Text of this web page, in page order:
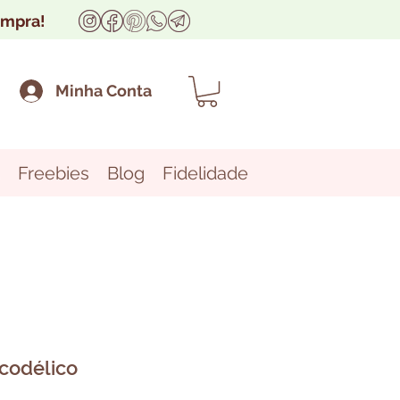
Minha Conta
Freebies Blog Fidelidade